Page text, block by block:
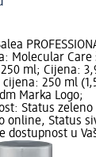
Molecular Care
ml; Cijena:
cijena: 250 ml
Marka Logo;
Status zeleno
online, Status
dostupnost u